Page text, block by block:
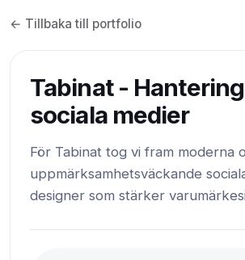
← Tillbaka till portfolio
Tabinat -
sociala medier
För Tabinat tog vi fram moderna
uppmärksamhetsväckande
designer som stärker